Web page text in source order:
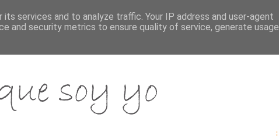
services and to analyze traffic. Your IP address and user-agent
and security metrics to ensure quality of service, generate usage